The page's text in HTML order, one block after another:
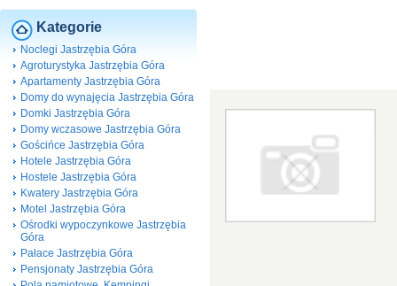
Kategorie
Noclegi Jastrzębia Góra
Agroturystyka Jastrzębia Góra
Apartamenty Jastrzębia Góra
Domy do wynajęcia Jastrzębia Góra
Domki Jastrzębia Góra
Domy wczasowe Jastrzębia Góra
Gościńce Jastrzębia Góra
Hotele Jastrzębia Góra
Hostele Jastrzębia Góra
Kwatery Jastrzębia Góra
Motel Jastrzębia Góra
Ośrodki wypoczynkowe Jastrzębia
Góra
Pałace Jastrzębia Góra
Pensjonaty Jastrzębia Góra